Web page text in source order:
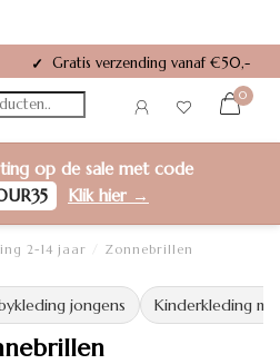
✓ Gratis verzending vanaf €50,-
0
op de sale met code
Klik hier →
2-14 jaar Zonnebrillen
jongens Kinderkleding